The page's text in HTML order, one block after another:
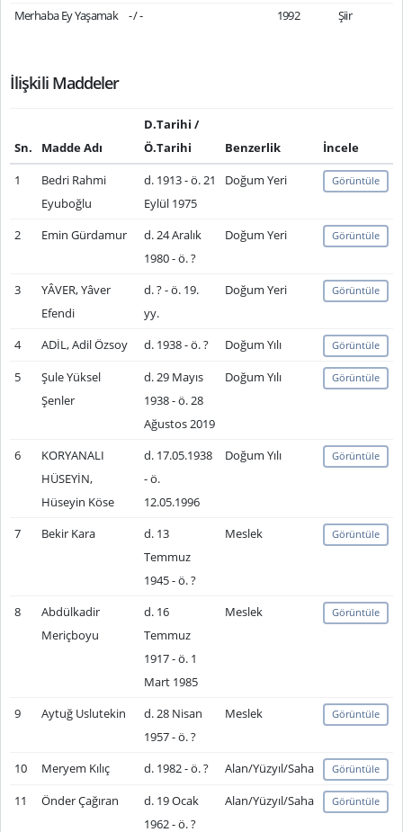
Merhaba Ey Yaşamak
- / - 1992 Şiir
İlişkili Maddeler
Sn. Madde Adı
D.Tarihi /
Ö.Tarihi
Benzerlik
İncele
1
Bedri Rahmi
Eyuboğlu
d. 1913 - ö. 21
Eylül 1975
Doğum Yeri Görüntüle
2 Emin Gürdamur
d. 24 Aralık
1980 - ö. ?
Doğum Yeri Görüntüle
3
YÂVER, Yâver
Efendi
d. ? - ö. 19.
yy.
Doğum Yeri Görüntüle
4 ADİL, Adil Özsoy d. 1938 - ö. ? Doğum Yılı Görüntüle
5
Şule Yüksel
Şenler
d. 29 Mayıs
1938 - ö. 28
Ağustos 2019
Doğum Yılı Görüntüle
6
KORYANALI
HÜSEYİN,
Hüseyin Köse
d. 17.05.1938
- ö.
12.05.1996
Doğum Yılı Görüntüle
7 Bekir Kara
d. 13
Temmuz
1945 - ö. ?
Meslek Görüntüle
8
Abdülkadir
Meriçboyu
d. 16
Temmuz
1917 - ö. 1
Mart 1985
Meslek Görüntüle
9 Aytuğ Uslutekin
d. 28 Nisan
1957 - ö. ?
Meslek Görüntüle
10 Meryem Kılıç d. 1982 - ö. ? Alan/Yüzyıl/Saha Görüntüle
11 Önder Çağıran
d. 19 Ocak
1962 - ö. ?
Alan/Yüzyıl/Saha Görüntüle